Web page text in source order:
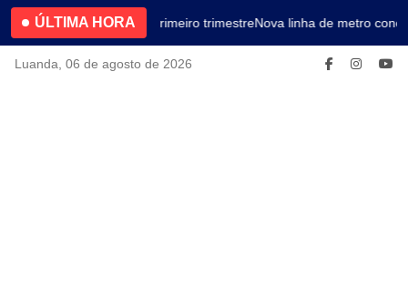
ÚLTIMA HORA4.2% no primeiro trimestreNova linha de metro
Luanda, 06 de agosto de 2026